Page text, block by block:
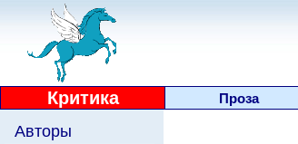
Критика Проза
Авторы